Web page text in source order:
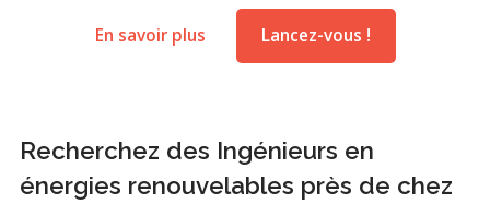
En savoir plus Lancez-vous !
Recherchez des Ingénieurs en
énergies renouvelables près de chez